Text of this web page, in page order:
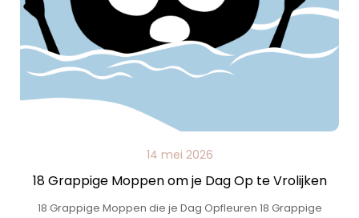
14 mei 2026
18 Grappige Moppen om je Dag Op te Vrolijken
18 Grappige Moppen die je Dag Opfleuren 18 Grappige